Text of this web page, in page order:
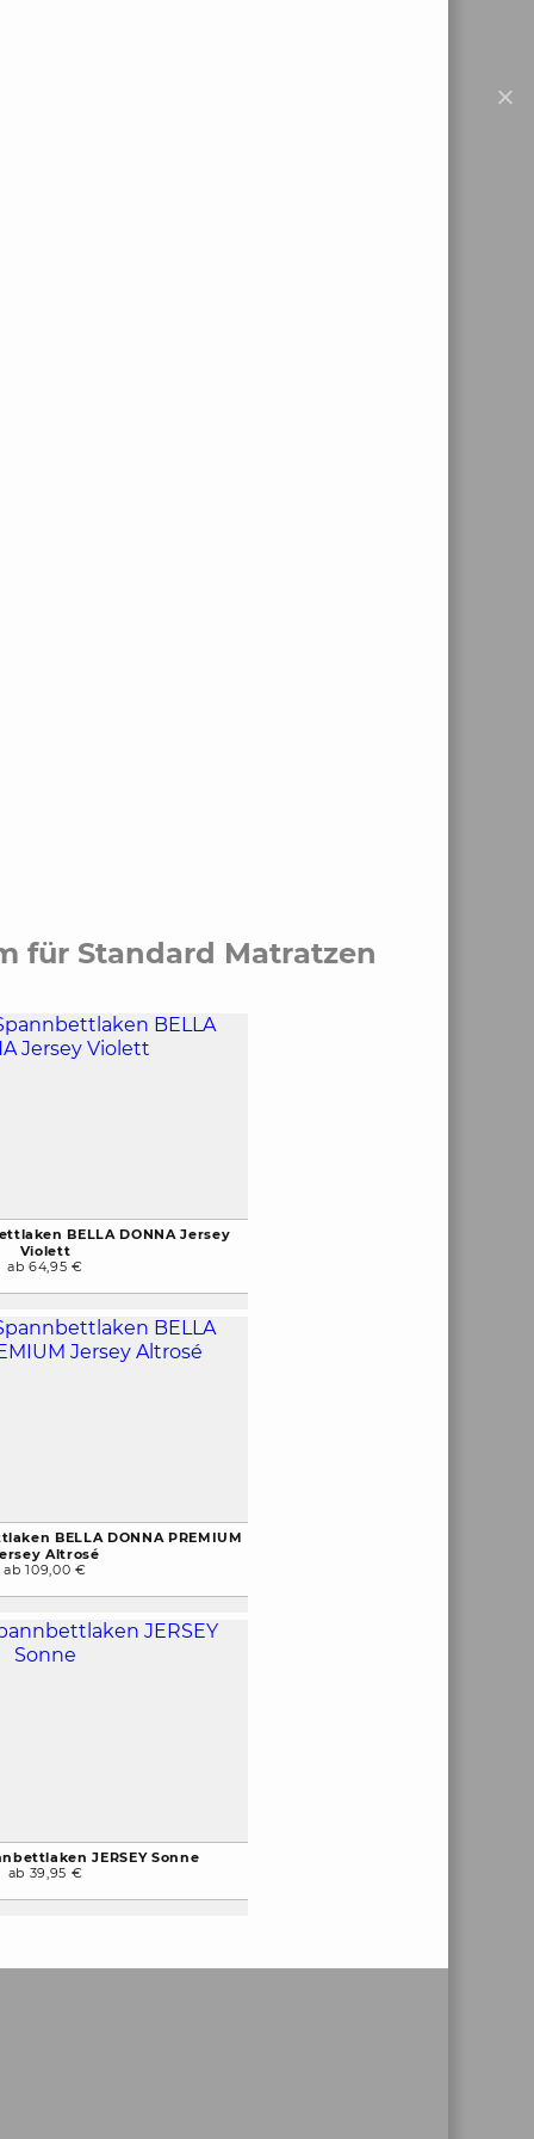
für Standard Matratzen
BELLA DONNA Jersey
Violett
ab 64,95 €
BELLA DONNA PREMIUM
Altrosé
ab 109,00 €
JERSEY Sonne
ab 39,95 €